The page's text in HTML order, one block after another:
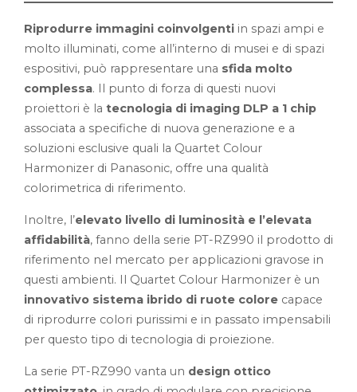
Riprodurre immagini coinvolgenti in spazi ampi e
molto illuminati, come all’interno di musei e di spazi
espositivi, può rappresentare una sfida molto
complessa. Il punto di forza di questi nuovi
proiettori è la tecnologia di imaging DLP a 1 chip
associata a specifiche di nuova generazione e a
soluzioni esclusive quali la Quartet Colour
Harmonizer di Panasonic, offre una qualità
colorimetrica di riferimento.
Inoltre, l’elevato livello di luminosità e l’elevata
affidabilità, fanno della serie PT-RZ990 il prodotto di
riferimento nel mercato per applicazioni gravose in
questi ambienti. Il Quartet Colour Harmonizer è un
innovativo sistema ibrido di ruote colore capace
di riprodurre colori purissimi e in passato impensabili
per questo tipo di tecnologia di proiezione.
La serie PT-RZ990 vanta un design ottico